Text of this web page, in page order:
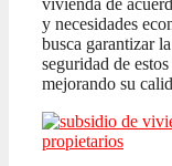
vivienda de
y necesidades
busca garantizar
seguridad de
mejorando su